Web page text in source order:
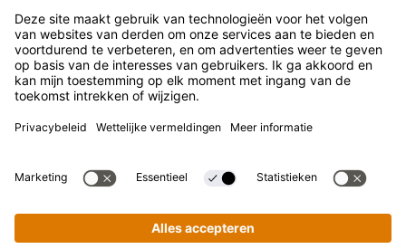
Pers
Kikkoman is een geregistreerd handelsmerk van Kikkoman
Corporation, Japan.
Theodorstraße 180, 40472 Düsseldorf, Germany
Opgenomen in het handelsregister bij het kantongerecht
Privacy-instellingen
Wettelijke kennisgeving
Gegevensbescherming